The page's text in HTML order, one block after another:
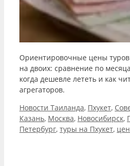
Ориентировочные цены туров
на двоих: сравнение по
когда дешевле лететь и как
агрегаторов.
Рубрики
Новости Таиланда, Пхукет,
Казань, Москва, Новосибирск,
Петербург, туры на Пхукет,